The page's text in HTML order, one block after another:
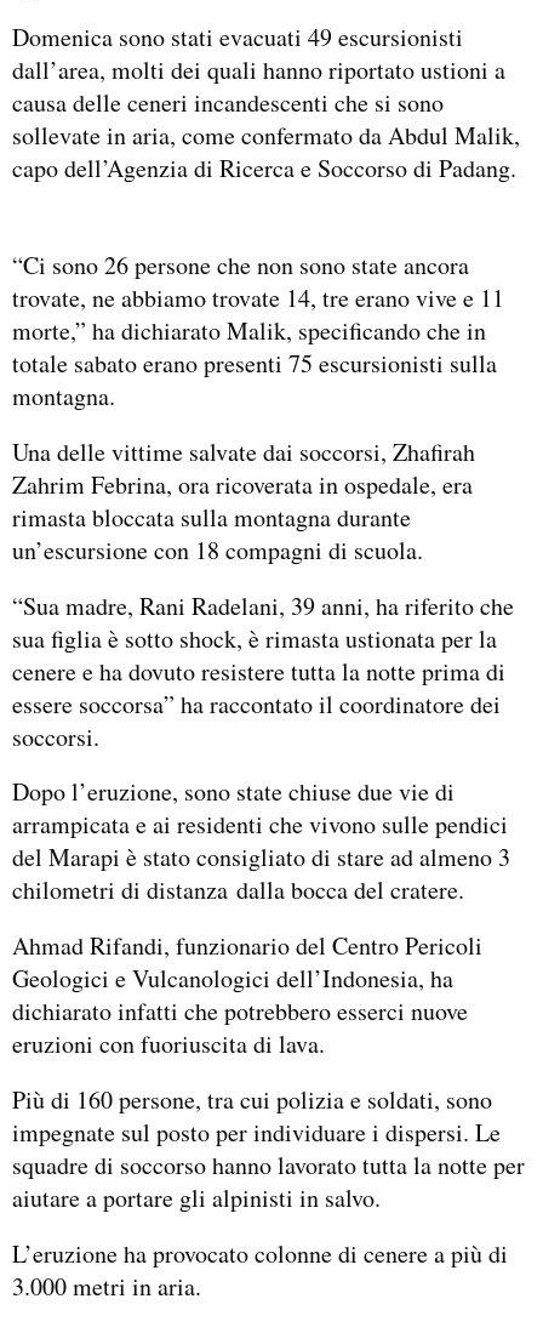
Domenica sono stati evacuati 49 escursionisti
dall’area, molti dei quali hanno riportato ustioni a
causa delle ceneri incandescenti che si sono
sollevate in aria, come confermato da Abdul Malik,
capo dell’Agenzia di Ricerca e Soccorso di Padang.
“Ci sono 26 persone che non sono state ancora
trovate, ne abbiamo trovate 14, tre erano vive e 11
morte,” ha dichiarato Malik, specificando che in
totale sabato erano presenti 75 escursionisti sulla
montagna.
Una delle vittime salvate dai soccorsi, Zhafirah
Zahrim Febrina, ora ricoverata in ospedale, era
rimasta bloccata sulla montagna durante
un’escursione con 18 compagni di scuola.
“Sua madre, Rani Radelani, 39 anni, ha riferito che
sua figlia è sotto shock, è rimasta ustionata per la
cenere e ha dovuto resistere tutta la notte prima di
essere soccorsa” ha raccontato il coordinatore dei
soccorsi.
Dopo l’eruzione, sono state chiuse due vie di
arrampicata e ai residenti che vivono sulle pendici
del Marapi è stato consigliato di stare ad almeno 3
chilometri di distanza dalla bocca del cratere.
Ahmad Rifandi, funzionario del Centro Pericoli
Geologici e Vulcanologici dell’Indonesia, ha
dichiarato infatti che potrebbero esserci nuove
eruzioni con fuoriuscita di lava.
Più di 160 persone, tra cui polizia e soldati, sono
impegnate sul posto per individuare i dispersi. Le
squadre di soccorso hanno lavorato tutta la notte per
aiutare a portare gli alpinisti in salvo.
L’eruzione ha provocato colonne di cenere a più di
3.000 metri in aria.